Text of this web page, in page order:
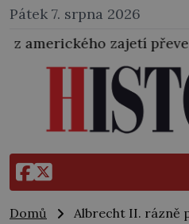
Pátek 7. srpna 2026
převezen bývalý
Domů Albrecht II. rázně